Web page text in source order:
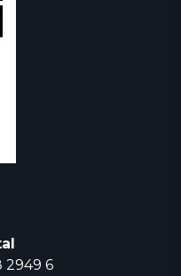
2949 6